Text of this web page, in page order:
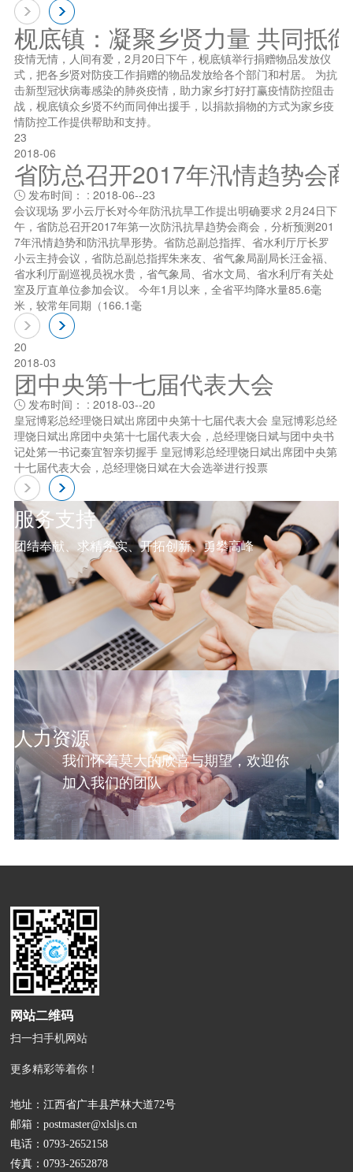
枧底镇：凝聚乡贤力量 共同抵
疫情无情，人间有爱，2月20日下午，枧底镇举行捐赠物品发放仪
式，把各乡贤对防疫工作捐赠的物品发放给各个部门和村居。 为抗
击新型冠状病毒感染的肺炎疫情，助力家乡打好打赢疫情防控阻击
战，枧底镇众乡贤不约而同伸出援手，以捐款捐物的方式为家乡疫
情防控工作提供帮助和支持。
23
2018-06
省防总召开2017年汛情趋势会
发布时间： : 2018-06--23
会议现场 罗小云厅长对今年防汛抗旱工作提出明确要求 2月24日下
午，省防总召开2017年第一次防汛抗旱趋势会商会，分析预测201
7年汛情趋势和防汛抗旱形势。省防总副总指挥、省水利厅厅长罗
小云主持会议，省防总副总指挥朱来友、省气象局副局长汪金福、
省水利厅副巡视员祝水贵，省气象局、省水文局、省水利厅有关处
室及厅直单位参加会议。 今年1月以来，全省平均降水量85.6毫
米，较常年同期（166.1毫
20
2018-03
团中央第十七届代表大会
发布时间： : 2018-03--20
皇冠博彩总经理饶日斌出席团中央第十七届代表大会 皇冠博彩总经
理饶日斌出席团中央第十七届代表大会，总经理饶日斌与团中央书
记处笫一书记秦宜智亲切握手 皇冠博彩总经理饶日斌出席团中央第
十七届代表大会，总经理饶日斌在大会选举进行投票
服务支持
团结奉献、求精务实、开拓创新、勇攀高峰
人力资源
我们怀着莫大的欣喜与期望，欢迎你
加入我们的团队
网站二维码
扫一扫手机网站
更多精彩等着你！
地址：江西省广丰县芦林大道72号
邮箱：postmaster@xlsljs.cn
电话：0793-2652158
传真：0793-2652878